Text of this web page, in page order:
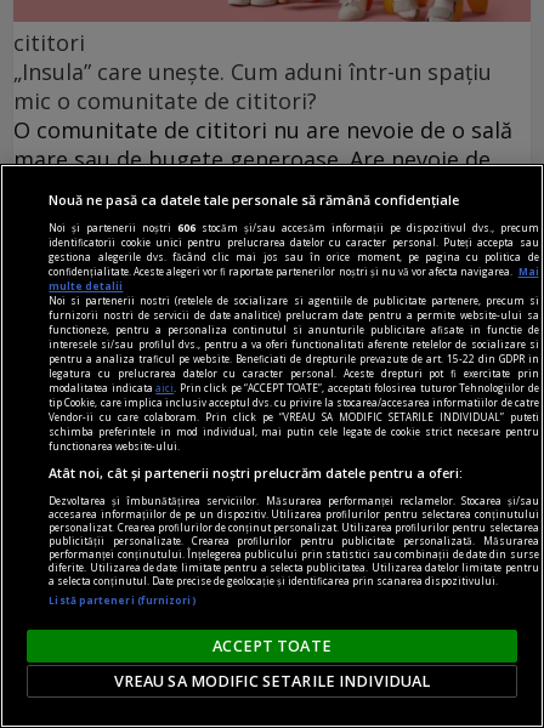
cititori
„Insula” care unește. Cum aduni într-un spațiu
mic o comunitate de cititori?
O comunitate de cititori nu are nevoie de o sală
mare sau de bugete generoase. Are nevoie de
intenție clară, organizare și cărți potrivite.
skateboard
Tipuri de skateboard-uri: Ce model să alegi?
primele trick-uri sau să ai o alternativă cool la
mersul pe jos? Alegerea plăcii potrivite face
diferența între o experiență frustrantă și una
Nouă ne pasă ca datele tale personale să rămână confidențiale
Noi și partenerii noștri606 stocăm și/sau accesăm informații pe dispozitivul dvs., precum
identificatorii cookie unici pentru prelucrarea datelor cu caracter personal. Puteți accepta sau
gestiona alegerile dvs. făcând clic mai jos sau în orice moment, pe pagina cu politica de
confidențialitate. Aceste alegeri vor fi raportate partenerilor noștri și nu vă vor afecta navigarea.
Mai
multe detalii
Noi si partenerii nostri (retelele de socializare si agentiile de publicitate partenere, precum si
furnizorii nostri de servicii de date analitice) prelucram date pentru a permite website-ului sa
functioneze, pentru a personaliza continutul si anunturile publicitare afisate in functie de
interesele si/sau profilul dvs., pentru a va oferi functionalitati aferente retelelor de socializare si
pentru a analiza traficul pe website. Beneficiati de drepturile prevazute de art. 15-22 din GDPR in
legatura cu prelucrarea datelor cu caracter personal. Aceste drepturi pot fi exercitate prin
modalitatea indicataaici
. Prin click pe “ACCEPT TOATE”, acceptati folosirea tuturor Tehnologiilor de
tip Cookie, care implica inclusiv acceptul dvs. cu privire la stocarea/accesarea informatiilor de catre
Vendor-ii cu care colaboram. Prin click pe “VREAU SA MODIFIC SETARILE INDIVIDUAL” puteti
schimba preferintele in mod individual, mai putin cele legate de cookie strict necesare pentru
functionarea website-ului.
Atât noi, cât și partenerii noștri prelucrăm datele pentru a oferi:
Dezvoltarea și îmbunătățirea serviciilor. Măsurarea performanței reclamelor. Stocarea și/sau
accesarea informațiilor de pe un dispozitiv. Utilizarea profilurilor pentru selectarea conținutului
personalizat. Crearea profilurilor de conținut personalizat. Utilizarea profilurilor pentru selectarea
publicității personalizate. Crearea profilurilor pentru publicitate personalizată. Măsurarea
performanței conținutului. Înțelegerea publicului prin statistici sau combinații de date din surse
diferite. Utilizarea de date limitate pentru a selecta publicitatea. Utilizarea datelor limitate pentru
a selecta conținutul. Date precise de geolocație și identificarea prin scanarea dispozitivului.
Listă parteneri (furnizori)
ACCEPT TOATE
VREAU SA MODIFIC SETARILE INDIVIDUAL